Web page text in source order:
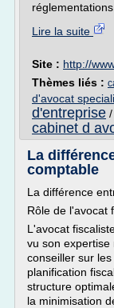
Lire la suite
Site : http://
Thèmes liés :
d'avocat
d'entreprise /
cabinet d
La
comptable
La différence
Rôle de l'avocat
L'avocat
vu son expertise
conseiller sur
planification
structure
la minimisation